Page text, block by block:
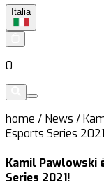
Italia
0
home / News /
Esports Series
Kamil Pawlowski
Series 2021!